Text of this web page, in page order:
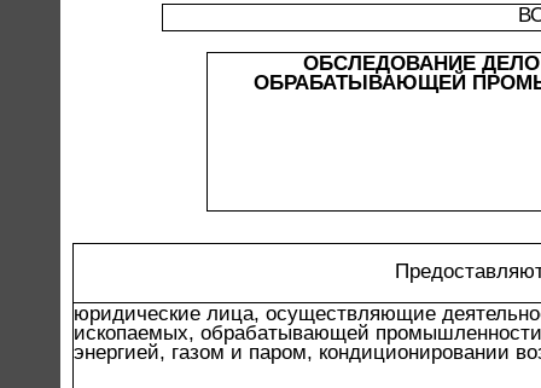
ОБСЛЕДОВАНИЕ
ОБРАБАТЫВАЮЩЕЙ
юридические лица, осуществляющие
ископаемых, обрабатывающей
энергией, газом и паром, кондиционировании